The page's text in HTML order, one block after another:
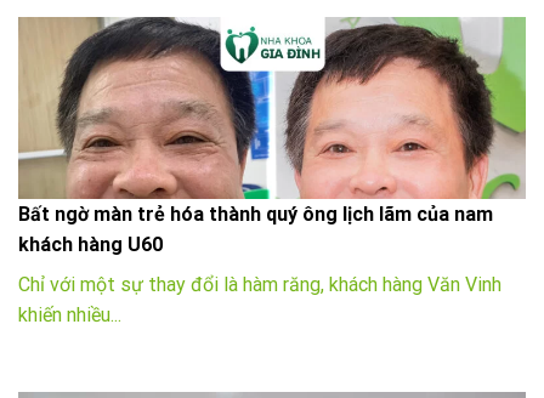
Bất ngờ màn trẻ hóa thành quý ông lịch lãm của nam
khách hàng U60
Chỉ với một sự thay đổi là hàm răng, khách hàng Văn Vinh
khiến nhiều...